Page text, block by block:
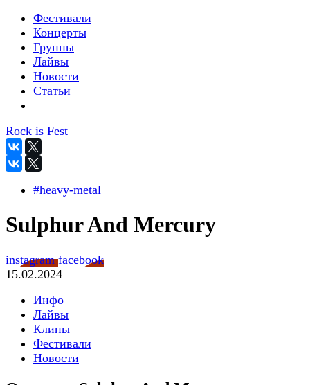
Фестивали
Концерты
Группы
Лайвы
Новости
Статьи
Rock is Fest
#heavy-metal
Sulphur And Mercury
instagramfacebook
15.02.2024
Инфо
Лайвы
Клипы
Фестивали
Новости